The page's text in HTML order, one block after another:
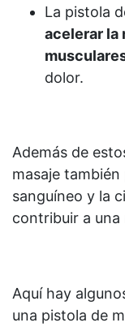
La pistola
acelerar la
dolor.
Además de
masaje
sanguíneo y la
contribuir a una
Aquí hay
una pistola de